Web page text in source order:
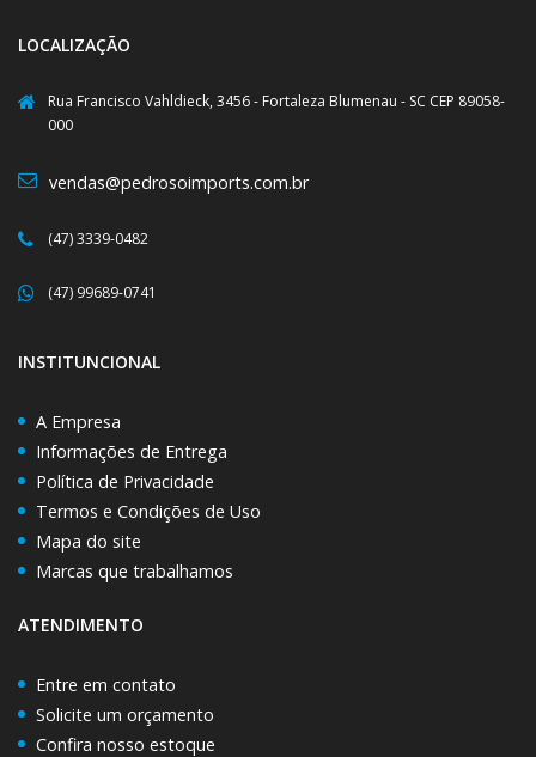
LOCALIZAÇÃO
Rua Francisco Vahldieck, 3456 - Fortaleza Blumenau - SC CEP 89058-
000
vendas@pedrosoimports.com.br
(47) 3339-0482
(47) 99689-0741
INSTITUNCIONAL
A Empresa
Informações de Entrega
Política de Privacidade
Termos e Condições de Uso
Mapa do site
Marcas que trabalhamos
ATENDIMENTO
Entre em contato
Solicite um orçamento
Confira nosso estoque